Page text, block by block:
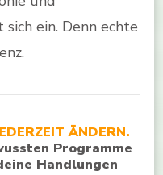
ein. Denn echte
ÄNDERN.
Programme
Handlungen